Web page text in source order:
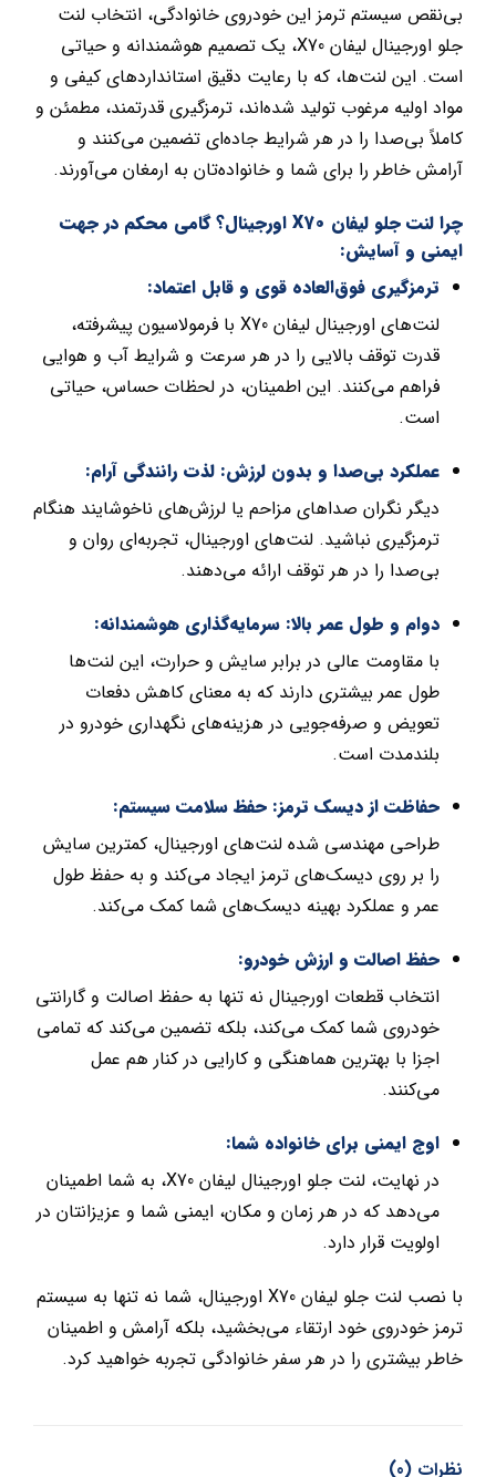
بی‌نقص سیستم ترمز این خودروی خانوادگی، انتخاب لنت
جلو اورجینال لیفان X70، یک تصمیم هوشمندانه و حیاتی
است. این لنت‌ها، که با رعایت دقیق استانداردهای کیفی و
مواد اولیه مرغوب تولید شده‌اند، ترمزگیری قدرتمند، مطمئن و
کاملاً بی‌صدا را در هر شرایط جاده‌ای تضمین می‌کنند و
آرامش خاطر را برای شما و خانواده‌تان به ارمغان می‌آورند.
چرا لنت جلو لیفان X70 اورجینال؟ گامی محکم در جهت
ایمنی و آسایش:
ترمزگیری فوق‌العاده قوی و قابل اعتماد:
لنت‌های اورجینال لیفان X70 با فرمولاسیون پیشرفته،
قدرت توقف بالایی را در هر سرعت و شرایط آب و هوایی
فراهم می‌کنند. این اطمینان، در لحظات حساس، حیاتی
است.
عملکرد بی‌صدا و بدون لرزش: لذت رانندگی آرام:
دیگر نگران صداهای مزاحم یا لرزش‌های ناخوشایند هنگام
ترمزگیری نباشید. لنت‌های اورجینال، تجربه‌ای روان و
بی‌صدا را در هر توقف ارائه می‌دهند.
دوام و طول عمر بالا: سرمایه‌گذاری هوشمندانه:
با مقاومت عالی در برابر سایش و حرارت، این لنت‌ها
طول عمر بیشتری دارند که به معنای کاهش دفعات
تعویض و صرفه‌جویی در هزینه‌های نگهداری خودرو در
بلندمدت است.
حفاظت از دیسک ترمز: حفظ سلامت سیستم:
طراحی مهندسی شده لنت‌های اورجینال، کمترین سایش
را بر روی دیسک‌های ترمز ایجاد می‌کند و به حفظ طول
عمر و عملکرد بهینه دیسک‌های شما کمک می‌کند.
حفظ اصالت و ارزش خودرو:
انتخاب قطعات اورجینال نه تنها به حفظ اصالت و گارانتی
خودروی شما کمک می‌کند، بلکه تضمین می‌کند که تمامی
اجزا با بهترین هماهنگی و کارایی در کنار هم عمل
می‌کنند.
اوج ایمنی برای خانواده شما:
در نهایت، لنت جلو اورجینال لیفان X70، به شما اطمینان
می‌دهد که در هر زمان و مکان، ایمنی شما و عزیزانتان در
اولویت قرار دارد.
با نصب لنت جلو لیفان X70 اورجینال، شما نه تنها به سیستم
ترمز خودروی خود ارتقاء می‌بخشید، بلکه آرامش و اطمینان
خاطر بیشتری را در هر سفر خانوادگی تجربه خواهید کرد.
نظرات (0)